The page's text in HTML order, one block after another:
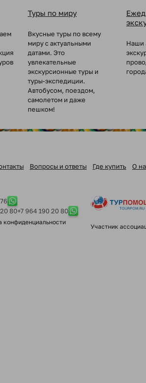
Туры по миру
Вкусные туры по всему
миру с актуальными
датами. Это
увлекательные
экскурсионные туры и
туры-экспедиции.
Автобусом, поездом,
самолетом и даже
пешком!
Наши
Вопросы и ответы Где купить О
80+7 964 190 20 80
конфиденциальности
Участник